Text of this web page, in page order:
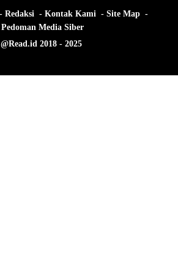
Redaksi Kontak Kami
Site Map
Pedoman Media Siber
@Read.id 2018 - 2025